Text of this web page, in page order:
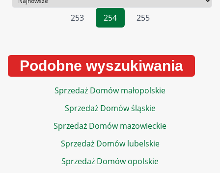
Sortowanie
253
254 255
Podobne wyszukiwania
Sprzedaż Domów małopolskie
Sprzedaż Domów śląskie
Sprzedaż Domów mazowieckie
Sprzedaż Domów lubelskie
Sprzedaż Domów opolskie